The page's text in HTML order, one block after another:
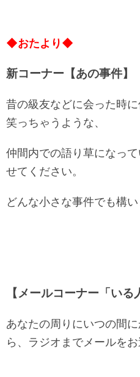
◆おたより◆
新コーナー【あの事件】
昔の級友などに会った時
笑っちゃうような、
仲間内での語り草になっ
せてください。
どんな小さな事件でも構い
【メールコーナー「いる
あなたの周りにいつの間
ら、ラジオまでメールをお